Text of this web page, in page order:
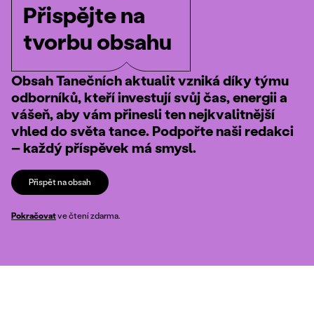
Přispějte na
tvorbu obsahu
Obsah Tanečních aktualit vzniká díky týmu
odborníků, kteří investují svůj čas, energii a
vášeň, aby vám přinesli ten nejkvalitnější
vhled do světa tance. Podpořte naši redakci
– každý příspěvek má smysl.
Přispět na obsah
Pokračovatve čtení zdarma.